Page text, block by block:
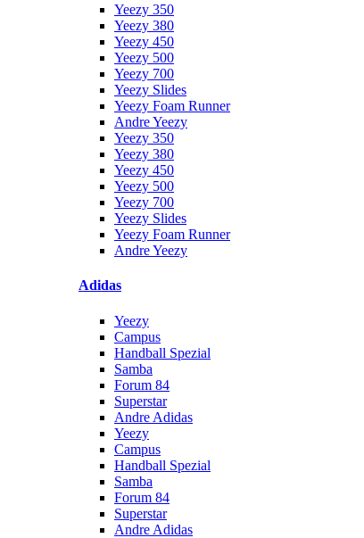
Yeezy 350
Yeezy 380
Yeezy 450
Yeezy 500
Yeezy 700
Yeezy Slides
Yeezy Foam Runner
Andre Yeezy
Yeezy 350
Yeezy 380
Yeezy 450
Yeezy 500
Yeezy 700
Yeezy Slides
Yeezy Foam Runner
Andre Yeezy
Adidas
Yeezy
Campus
Handball Spezial
Samba
Forum 84
Superstar
Andre Adidas
Yeezy
Campus
Handball Spezial
Samba
Forum 84
Superstar
Andre Adidas